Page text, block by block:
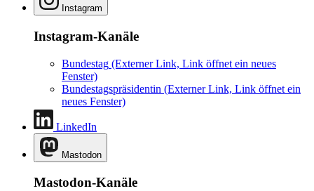
Instagram
Instagram-Kanäle
Bundestag (Externer Link, Link öffnet ein neues
Fenster)
Bundestagspräsidentin (Externer Link, Link öffnet ein
neues Fenster)
LinkedIn
Mastodon
Mastodon-Kanäle